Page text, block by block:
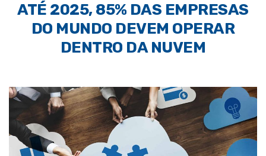
ATÉ 2025, 85% DAS EMPRESAS
DO MUNDO DEVEM OPERAR
DENTRO DA NUVEM